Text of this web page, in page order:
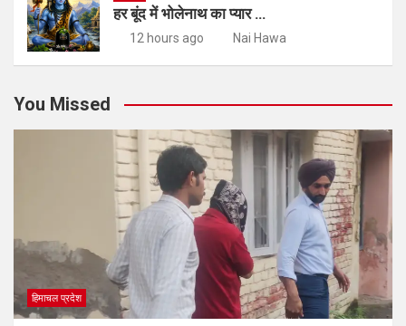
हर बूंद में भोलेनाथ का प्यार …
12 hours ago Nai Hawa
You Missed
हिमाचल प्रदेश